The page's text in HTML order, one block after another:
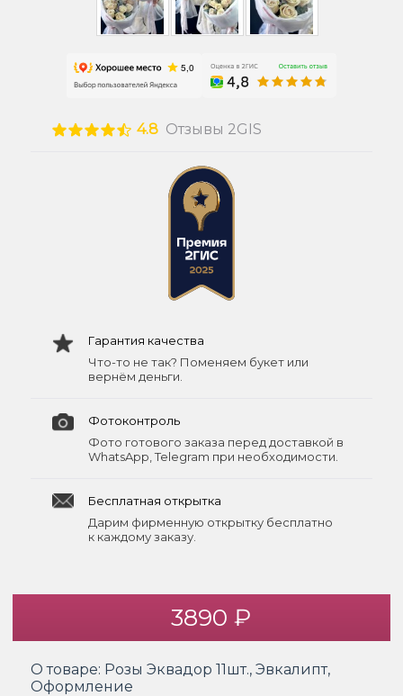
4.8 Отзывы 2GIS
Гарантия качества
Что-то не так? Поменяем букет или
вернём деньги.
Фотоконтроль
Фото готового заказа перед доставкой в
WhatsApp, Telegram при необходимости.
Бесплатная открытка
Дарим фирменную открытку бесплатно
к каждому заказу.
3890 ₽
О товаре: Розы Эквадор 11шт., Эвкалипт,
Оформление